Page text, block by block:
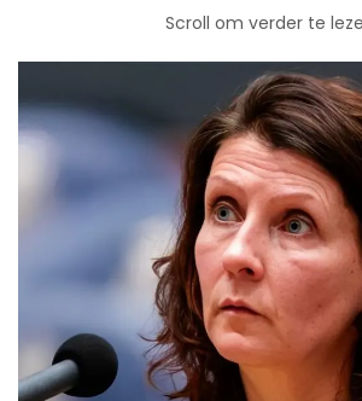
Scroll om verder te